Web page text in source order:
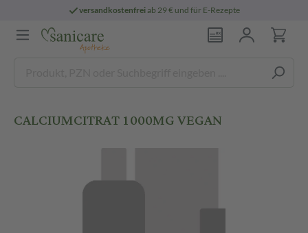
versandkostenfreiab 29 € und für E-Rezepte
CALCIUMCITRAT 1000MG VEGAN